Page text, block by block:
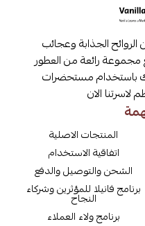
الجذابة وعجائب
مجموعة رائعة من العطور
باستخدام مستحضرات
لاسرتنا الان
المنتجات الاصلية
اتفاقية الاستخدام
الشحن والتوصيل والدفع
برنامج فانيلا للمؤثرين وشركاء
النجاح
برنامج ولاء العملاء